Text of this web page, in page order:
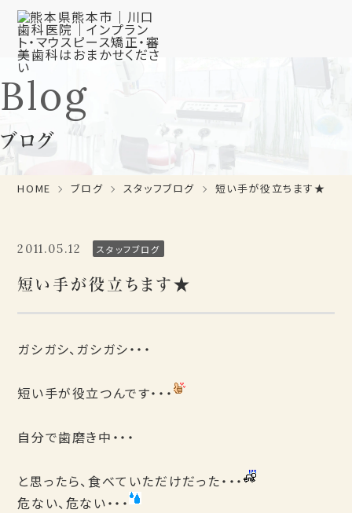
Blog
ブログ
HOME ブログ スタッフブログ 短い手が役立ちます★
2011.05.12 スタッフブログ
短い手が役立ちます★
ガシガシ、ガシガシ・・・
短い手が役立つんです・・・
自分で歯磨き中・・・
と思ったら、食べていただけだった・・・
危ない、危ない・・・